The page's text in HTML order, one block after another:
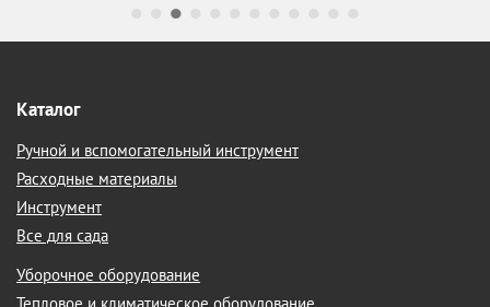
Каталог
Ручной и вспомогательный инструмент
Расходные материалы
Инструмент
Все для сада
Уборочное оборудование